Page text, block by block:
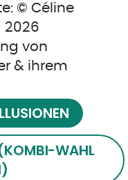
© Céline
2026
von
& ihrem
WAHL